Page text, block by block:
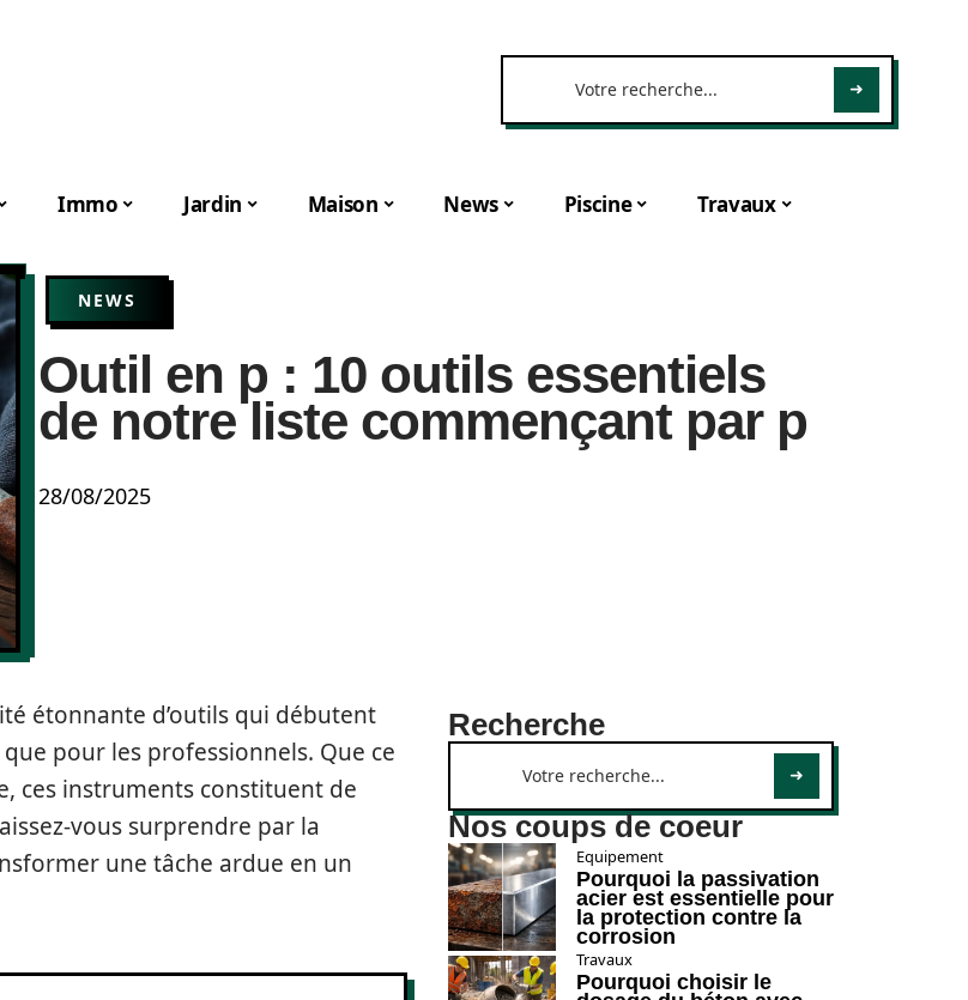
Immo Jardin Maison News Piscine Travaux
NEWS
Outil en p : 10 outils essentiels
de notre liste commençant par p
28/08/2025
étonnante d’outils qui débutent
pour les professionnels. Que ce
ces instruments constituent de
vous surprendre par la
une tâche ardue en un
Recherche
Nos coups de coeur
Equipement
Pourquoi la passivation
acier est essentielle pour
la protection contre la
corrosion
Travaux
Pourquoi choisir le